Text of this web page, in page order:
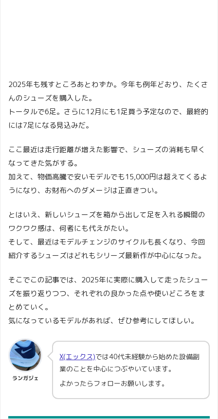
2025年も残すところあとわずか。今年も例年どおり、たくさ
んのシューズを購入した。
トータルで6足。さらに12月にも1足買う予定なので、最終的
には7足になる見込みだ。
ここ最近は走行距離が増えた影響で、シューズの消耗も早く
なってきた気がする。
加えて、物価高騰で安いモデルでも15,000円は超えてくるよ
うになり、お財布へのダメージは正直きつい。
とはいえ、新しいシューズを箱から出して足を入れる瞬間の
ワクワク感は、何者にも代えがたい。
そして、最近はモデルチェンジのサイクルも長くなり、今回
紹介するシューズはどれもシリーズ最新作が中心になった。
そこでこの記事では、2025年に実際に購入して走ったシュー
ズを振り返りつつ、それぞれの良かった点や使いどころをま
とめていく。
気になっているモデルがあれば、ぜひ参考にしてほしい。
ランガジェ
X(エックス)では40代未経験から始めた設備副
業のことを中心につぶやいています。
よかったらフォローお願いします。